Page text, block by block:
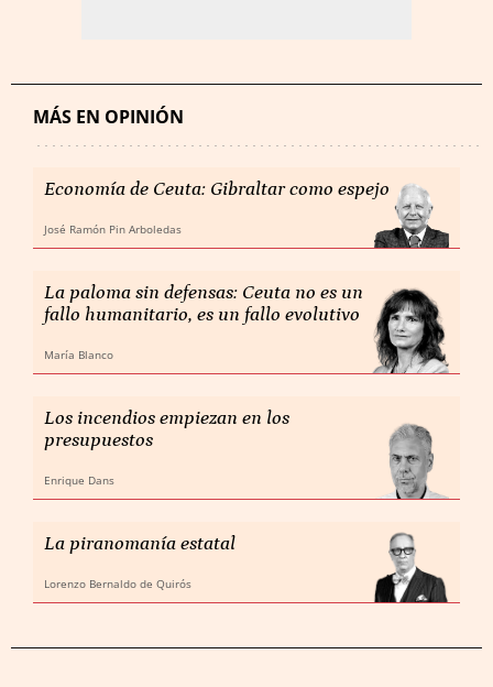
MÁS EN OPINIÓN
Economía de Ceuta: Gibraltar como espejo
José Ramón Pin Arboledas
La paloma sin defensas: Ceuta no es un
fallo humanitario, es un fallo evolutivo
María Blanco
Los incendios empiezan en los
presupuestos
Enrique Dans
La piranomanía estatal
Lorenzo Bernaldo de Quirós